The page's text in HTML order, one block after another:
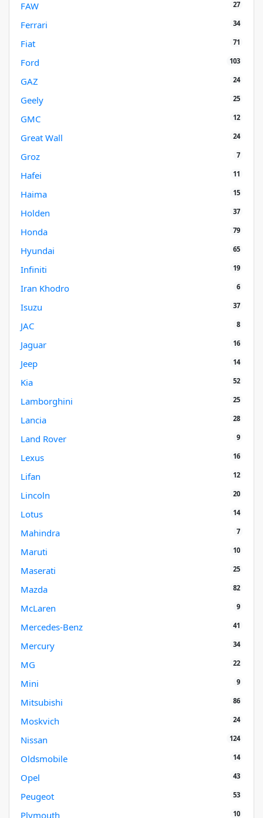
FAW 27
Ferrari 34
Fiat 71
Ford 103
GAZ 24
Geely 25
GMC 12
Great Wall 24
Groz 7
Hafei 11
Haima 15
Holden 37
Honda 79
Hyundai 65
Infiniti 19
Iran Khodro 6
Isuzu 37
JAC 8
Jaguar 16
Jeep 14
Kia 52
Lamborghini 25
Lancia 28
Land Rover 9
Lexus 16
Lifan 12
Lincoln 20
Lotus 14
Mahindra 7
Maruti 10
Maserati 25
Mazda 82
McLaren 9
Mercedes-Benz 41
Mercury 34
MG 22
Mini 9
Mitsubishi 86
Moskvich 24
Nissan 124
Oldsmobile 14
Opel 43
Peugeot 53
Plymouth 10